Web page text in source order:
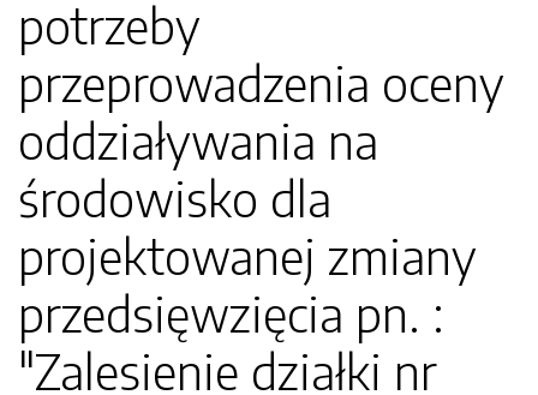
potrzeby
przeprowadzenia oceny
oddziaływania na
środowisko dla
projektowanej zmiany
przedsięwzięcia pn. :
"Zalesienie działki nr